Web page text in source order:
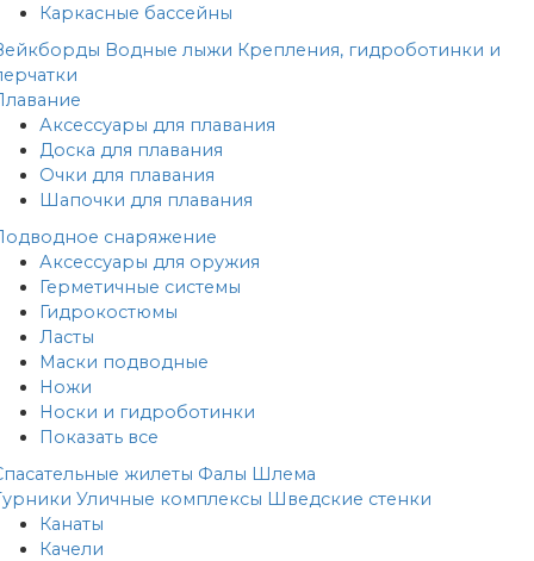
Каркасные бассейны
Водные лыжи Крепления, гидроботинки и
Аксессуары для плавания
Доска для плавания
Очки для плавания
Шапочки для плавания
снаряжение
Аксессуары для оружия
Герметичные системы
Гидрокостюмы
Ласты
Маски подводные
Ножи
Носки и гидроботинки
Показать все
жилеты Фалы Шлема
Уличные комплексы Шведские стенки
Канаты
Качели